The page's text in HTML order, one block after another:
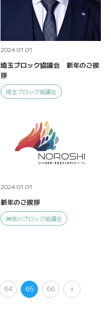
2024.01.01
埼玉ブロック協議会 新年のご挨
拶
埼玉ブロック協議会
2024.01.01
新年のご挨拶
神奈川ブロック協議会
64 65 66 »